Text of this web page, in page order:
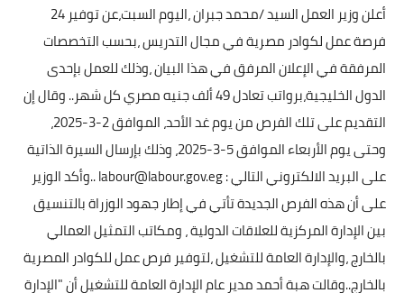
أعلن وزير العمل السيد /محمد جبران ،اليوم السبت،عن توفير 24
فرصة عمل لكوادر مصرية في مجال التدريس ،بحسب التخصصات
المرفقة في الإعلان المرفق في هذا البيان ،وذلك للعمل بإحدى
الدول الخليجية،برواتب تعادل 49 ألف جنيه مصري كل شهر.. وقال إن
التقديم على تلك الفرص من يوم غد الأحد، الموافق 2-3-2025،
وحتى يوم الأربعاء الموافق 5-3-2025، وذلك بإرسال السيرة الذاتية
على البريد الالكتروني التالي : labour@labour.gov.eg ..وأكد الوزير
على أن هذه الفرص الجديدة تأتي في إطار جهود الوزراة بالتنسيق
بين الإدارة المركزية للعلاقات الدولية ، ومكاتب التمثيل العمالي
بالخارج ،والإدارة العامة للتشغيل ،لتوفير فرص عمل للكوادر المصرية
بالخارج..وقالت هبة أحمد مدير عام الإدارة العامة للتشغيل أن "الإدارة